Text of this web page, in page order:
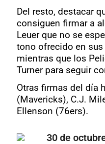
Del resto, destacar
consiguen firmar a
Leuer que no se
tono ofrecido en sus
mientras que los
Turner para seguir
Otras firmas del día
(Mavericks), C.J.
Ellenson (76ers).
30 de